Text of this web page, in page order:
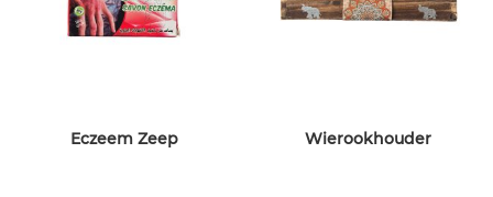
Eczeem Zeep Wierookhouder